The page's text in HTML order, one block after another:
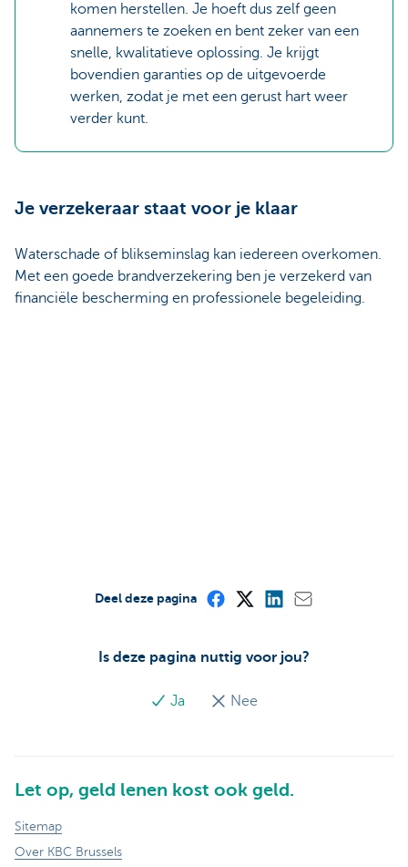
komen herstellen. Je hoeft dus zelf geen
aannemers te zoeken en bent zeker van een
snelle, kwalitatieve oplossing. Je krijgt
bovendien garanties op de uitgevoerde
werken, zodat je met een gerust hart weer
verder kunt.
Je verzekeraar staat voor je klaar
Waterschade of blikseminslag kan iedereen overkomen.
Met een goede brandverzekering ben je verzekerd van
financiële bescherming en professionele begeleiding.
Is deze pagina nuttig voor jou?
Ja Nee
Deel deze pagina
Let op, geld lenen kost ook geld.
Sitemap
Over KBC Brussels